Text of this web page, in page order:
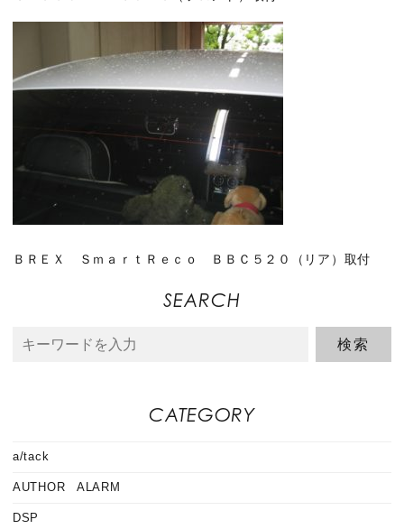
ＢＲＥＸ ＳｍａｒｔＲｅｃｏ ＢＢＣ５２０（リア）取付
SEARCH
CATEGORY
a/tack
AUTHOR ALARM
DSP